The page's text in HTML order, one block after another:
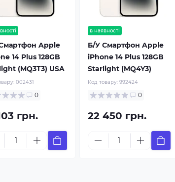
Apple
14 Plus 128GB
(MQ3T3) USA
002431
0
грн.
в наявності
Б/У Смартфон Apple
iPhone 14 Plus 128GB
Starlight (MQ4Y3)
Код товару: 992424
0
22 450 грн.